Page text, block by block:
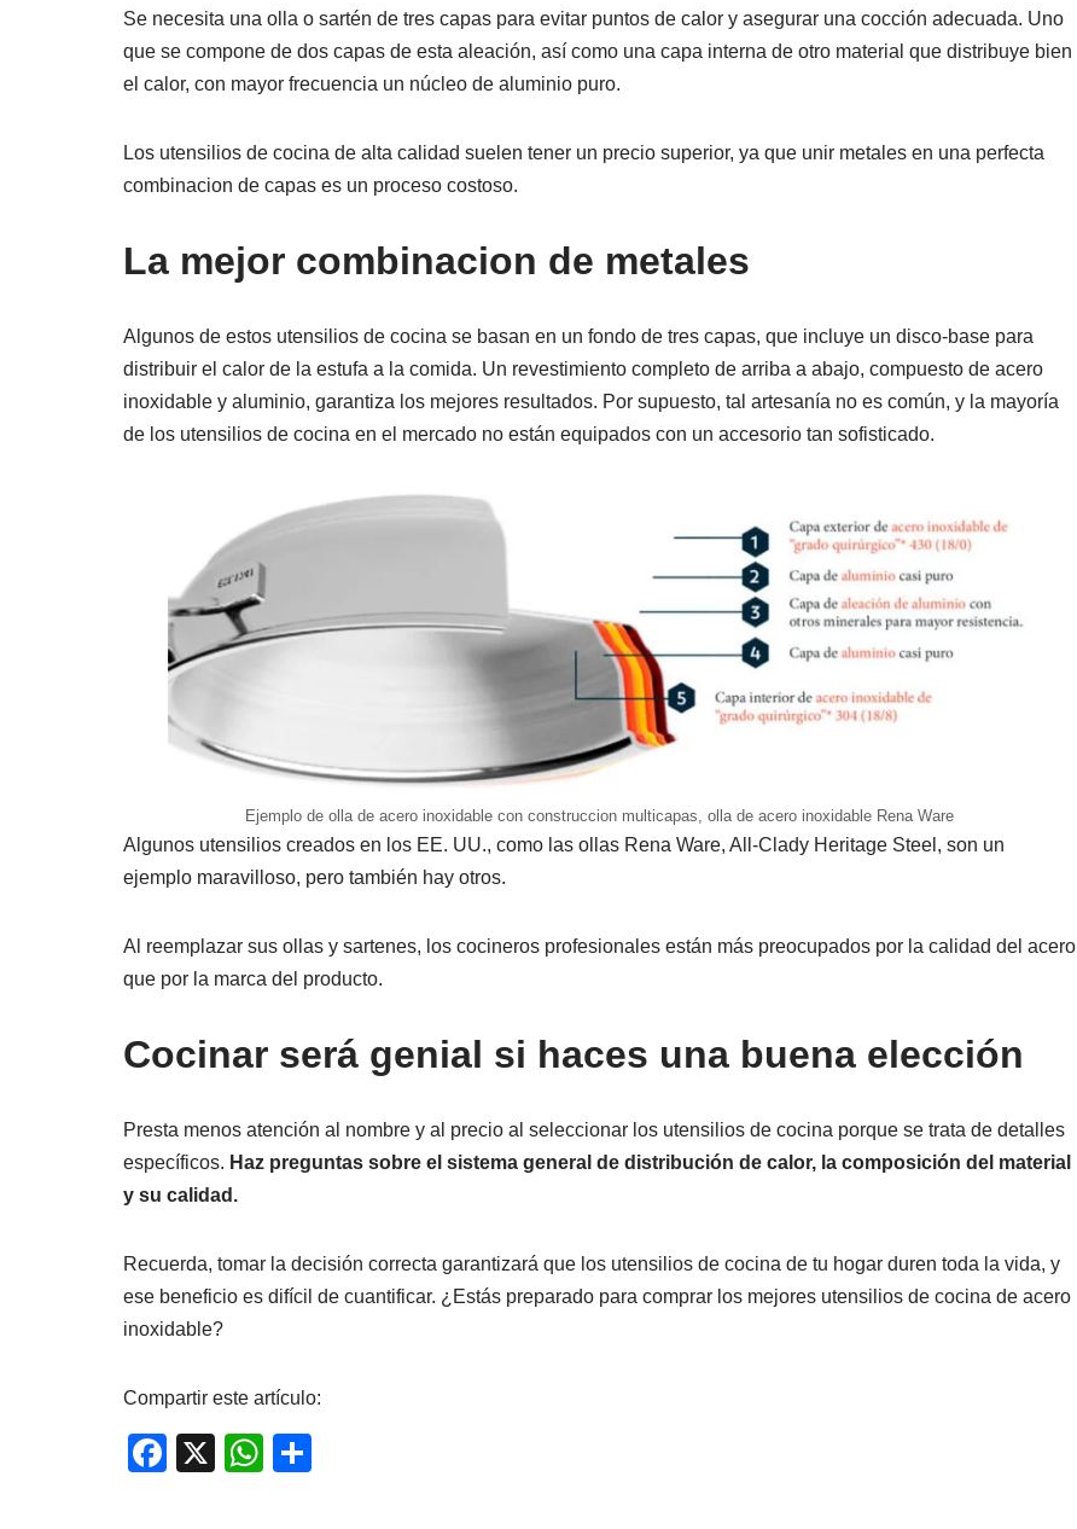
Se necesita una olla o sartén de tres capas para evitar puntos de calor y asegurar una cocción adecuada. Uno
que se compone de dos capas de esta aleación, así como una capa interna de otro material que distribuye bien
el calor, con mayor frecuencia un núcleo de aluminio puro.
Los utensilios de cocina de alta calidad suelen tener un precio superior, ya que unir metales en una perfecta
combinacion de capas es un proceso costoso.
La mejor combinacion de metales
Algunos de estos utensilios de cocina se basan en un fondo de tres capas, que incluye un disco-base para
distribuir el calor de la estufa a la comida. Un revestimiento completo de arriba a abajo, compuesto de acero
inoxidable y aluminio, garantiza los mejores resultados. Por supuesto, tal artesanía no es común, y la mayoría
de los utensilios de cocina en el mercado no están equipados con un accesorio tan sofisticado.
Ejemplo de olla de acero inoxidable con construccion multicapas, olla de acero inoxidable Rena Ware
Algunos utensilios creados en los EE. UU., como las ollas Rena Ware, All-Clady Heritage Steel, son un
ejemplo maravilloso, pero también hay otros.
Al reemplazar sus ollas y sartenes, los cocineros profesionales están más preocupados por la calidad del acero
que por la marca del producto.
Cocinar será genial si haces una buena elección
Presta menos atención al nombre y al precio al seleccionar los utensilios de cocina porque se trata de detalles
específicos. Haz preguntas sobre el sistema general de distribución de calor, la composición del material
y su calidad.
Recuerda, tomar la decisión correcta garantizará que los utensilios de cocina de tu hogar duren toda la vida, y
ese beneficio es difícil de cuantificar. ¿Estás preparado para comprar los mejores utensilios de cocina de acero
inoxidable?
Compartir este artículo:
F
X
W